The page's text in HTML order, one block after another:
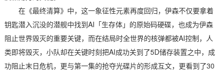
在《最终清算》中，这一象征性元素再度回归，伊森不仅要拿着
钥匙潜入沉没的潜舰中找到AI「生存体」的原始码硬碟，也成为伊森
阻止世界毁灭的重要关键，而在结局时全世界的核弹都被AI控制，人
类即将毁灭，小队却在关键时刻把AI成功关到了5D储存装置之中，成
功阻止末日危机，更与第一集的抢夺光碟片的形成互文，更看到了30